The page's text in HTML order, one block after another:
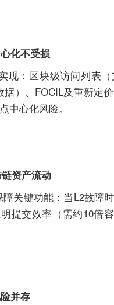
化不受损
现：区块级访问列表
）、FOCIL及重新定
中心化风险。
资产流动
关键功能：当L2故障
提交效率（需约10倍
并存